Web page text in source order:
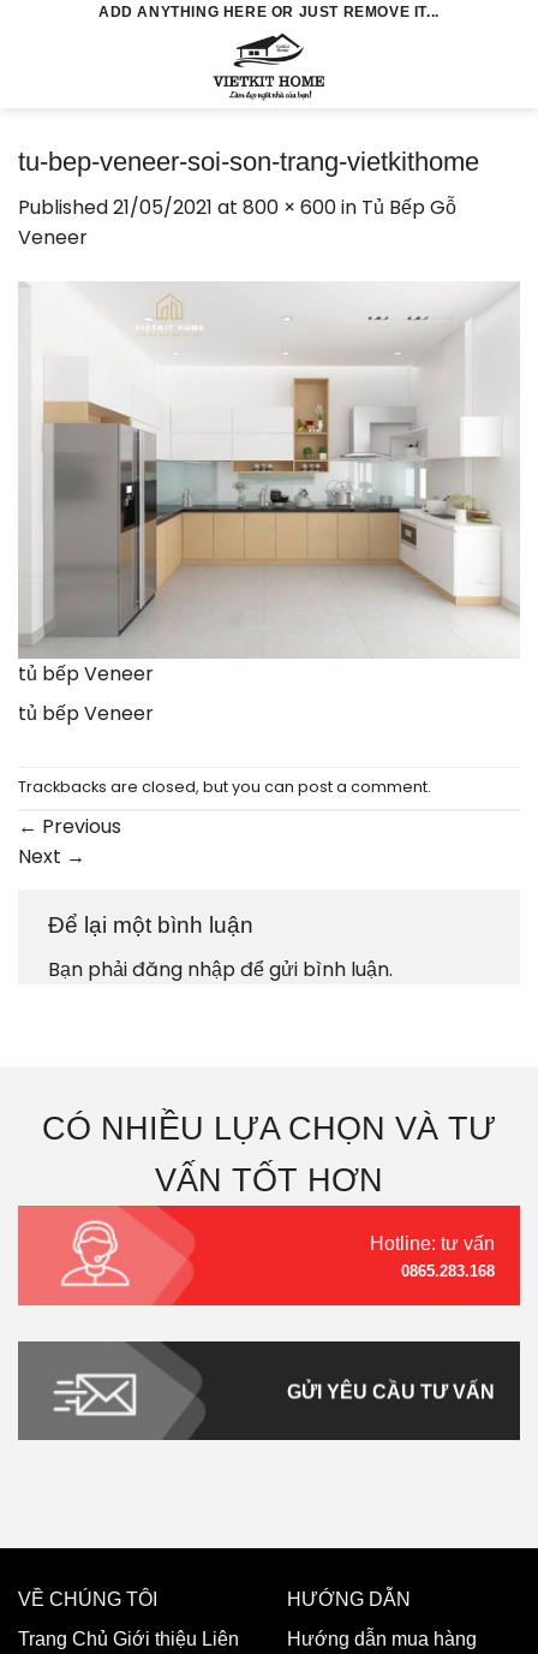
ADD ANYTHING HERE OR JUST REMOVE IT...
tu-bep-veneer-soi-son-trang-vietkithome
Published21/05/2021 at 800 × 600in Tủ Bếp Gỗ
Veneer
tủ bếp Veneer
tủ bếp Veneer
Trackbacks are closed, but you can post a comment.
← Previous
Next →
Để lại một bình luận
Bạn phảiđăng nhậpđể gửi bình luận.
CÓ NHIỀU LỰA CHỌN VÀ TƯ
VẤN TỐT HƠN
Hotline: tư vấn
0865.283.168
GỬI YÊU CẦU TƯ VẤN
VỀ CHÚNG TÔI
Trang Chủ Giới thiệu Liên
HƯỚNG DẪN
Hướng dẫn mua hàng